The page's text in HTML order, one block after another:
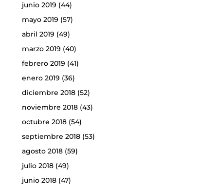
junio 2019 (44)
mayo 2019 (57)
abril 2019 (49)
marzo 2019 (40)
febrero 2019 (41)
enero 2019 (36)
diciembre 2018(52)
noviembre 2018(43)
octubre 2018(54)
septiembre 2018(53)
agosto 2018(59)
julio 2018(49)
junio 2018(47)